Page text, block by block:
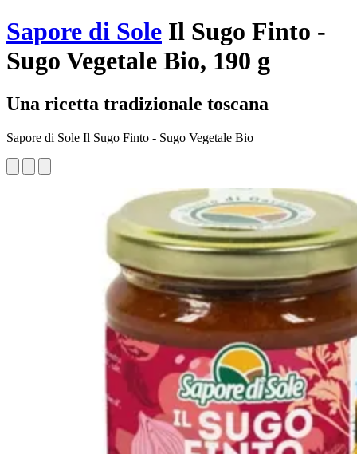
Sapore di Sole Il Sugo Finto -
Sugo Vegetale Bio, 190 g
Una ricetta tradizionale toscana
Sapore di Sole Il Sugo Finto - Sugo Vegetale Bio